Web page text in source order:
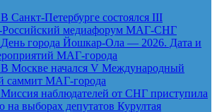
В Санкт-Петербурге состоялся III
Российский медиафорум МАГ-СНГ
День города Йошкар-Ола — 2026. Дата и
МАГ-города
В Москве начался V Международный
саммит МАГ-города
Миссия наблюдателей от СНГ приступила
выборах депутатов Курултая